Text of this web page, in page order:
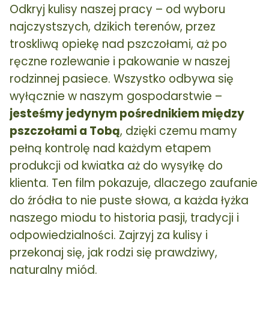
Odkryj kulisy naszej pracy – od wyboru
najczystszych, dzikich terenów, przez
troskliwą opiekę nad pszczołami, aż po
ręczne rozlewanie i pakowanie w naszej
rodzinnej pasiece. Wszystko odbywa się
wyłącznie w naszym gospodarstwie –
jesteśmy jedynym pośrednikiem między
pszczołami a Tobą, dzięki czemu mamy
pełną kontrolę nad każdym etapem
produkcji od kwiatka aż do wysyłkę do
klienta. Ten film pokazuje, dlaczego zaufanie
do źródła to nie puste słowa, a każda łyżka
naszego miodu to historia pasji, tradycji i
odpowiedzialności. Zajrzyj za kulisy i
przekonaj się, jak rodzi się prawdziwy,
naturalny miód.